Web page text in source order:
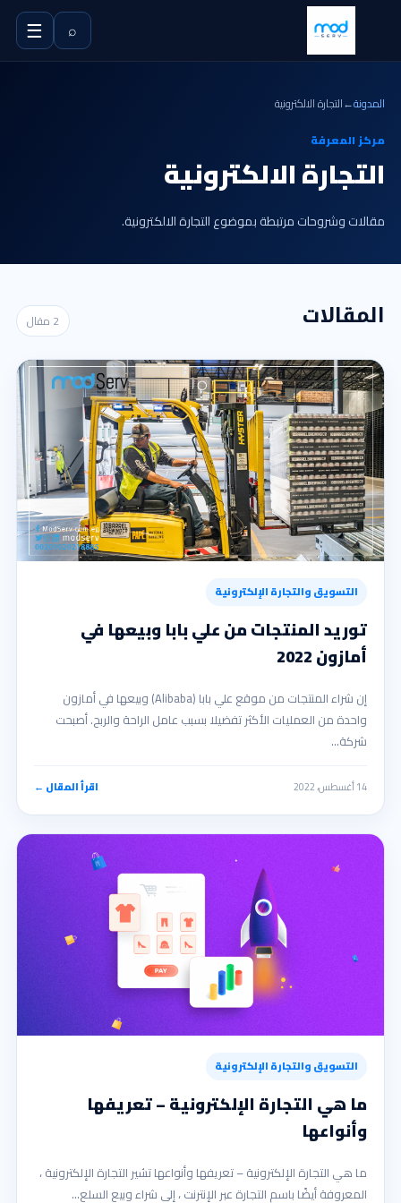
⌕
☰
المدونة←التجارة الالكترونية
مركز المعرفة
التجارة الالكترونية
مقالات وشروحات مرتبطة بموضوع التجارة الالكترونية.
المقالات 2 مقال
التسويق والتجارة الإلكترونية
توريد المنتجات من علي بابا وبيعها في
أمازون 2022
إن شراء المنتجات من موقع علي بابا (Alibaba) وبيعها في أمازون
واحدة من العمليات الأكثر تفضيلا بسبب عامل الراحة والربح. أصبحت
شركة…
14 أغسطس، 2022 اقرأ المقال ←
التسويق والتجارة الإلكترونية
ما هي التجارة الإلكترونية – تعريفها
وأنواعها
ما هي التجارة الإلكترونية – تعريفها وأنواعها تشير التجارة الإلكترونية ،
المعروفة أيضًا باسم التجارة عبر الإنترنت ، إلى شراء وبيع السلع…